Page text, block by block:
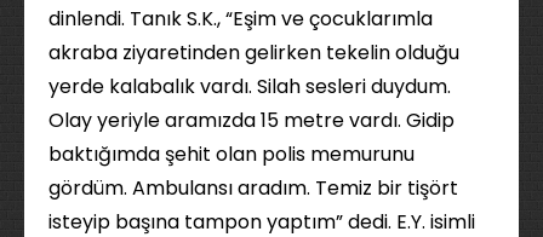
dinlendi. Tanık S.K., “Eşim ve çocuklarımla
akraba ziyaretinden gelirken tekelin olduğu
yerde kalabalık vardı. Silah sesleri duydum.
Olay yeriyle aramızda 15 metre vardı. Gidip
baktığımda şehit olan polis memurunu
gördüm. Ambulansı aradım. Temiz bir tişört
isteyip başına tampon yaptım” dedi. E.Y. isimli